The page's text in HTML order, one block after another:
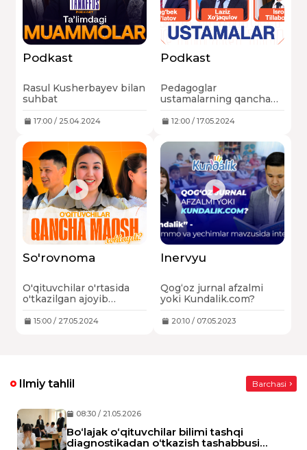
Podkast
Rasul Kusherbayev bilan
suhbat
17:00 / 25.04.2024
Podkast
Pedagoglar
ustamalarning qancha
12:00 / 17.05.2024
So'rovnoma
O'qituvchilar o'rtasida
o'tkazilgan ajoyib
15:00 / 27.05.2024
Inervyu
Qog‘oz jurnal afzalmi
yoki Kundalik.com?
20:10 / 07.05.2023
Ilmiy tahlil Barchasi
Bo‘lajak o‘qituvchilar bilimi tashqi
diagnostikadan o‘tkazish tashabbusi
08:30 / 21.05.2026